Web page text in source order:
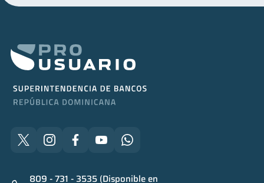
809 - 731 - 3535 (Disponible en